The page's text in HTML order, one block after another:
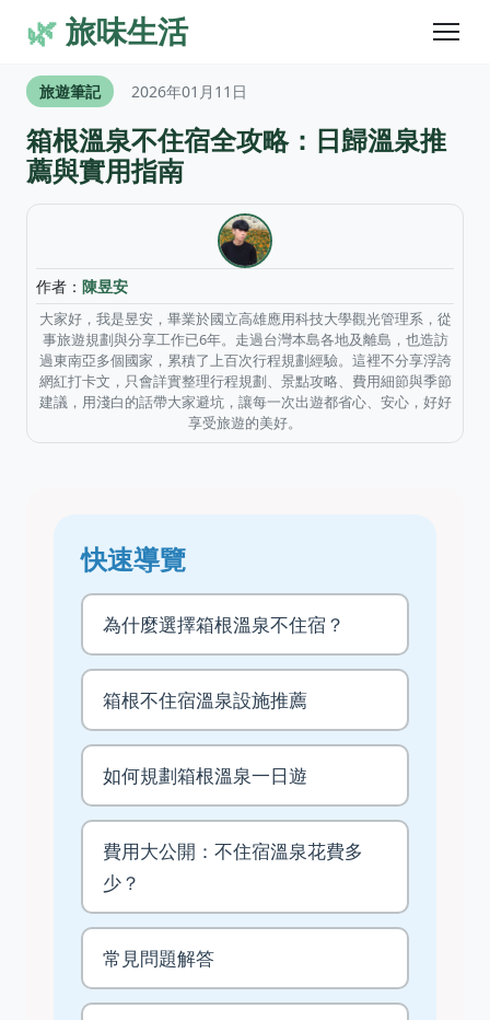
🌿旅味生活
旅遊筆記 2026年01月11日
箱根溫泉不住宿全攻略：日歸溫泉推
薦與實用指南
作者： 陳昱安
大家好，我是昱安，畢業於國立高雄應用科技大學觀光管理系，從
事旅遊規劃與分享工作已6年。走過台灣本島各地及離島，也造訪
過東南亞多個國家，累積了上百次行程規劃經驗。這裡不分享浮誇
網紅打卡文，只會詳實整理行程規劃、景點攻略、費用細節與季節
建議，用淺白的話帶大家避坑，讓每一次出遊都省心、安心，好好
享受旅遊的美好。
快速導覽
為什麼選擇箱根溫泉不住宿？
箱根不住宿溫泉設施推薦
如何規劃箱根溫泉一日遊
費用大公開：不住宿溫泉花費多
少？
常見問題解答